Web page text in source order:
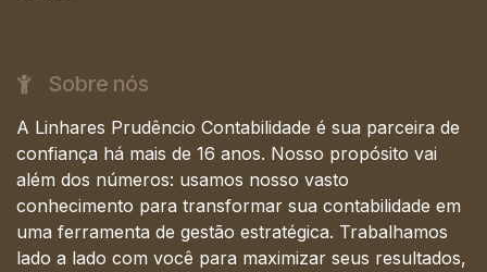
Sobre nós
A Linhares Prudêncio Contabilidade é sua parceira de
confiança há mais de 16 anos. Nosso propósito vai
além dos números: usamos nosso vasto
conhecimento para transformar sua contabilidade em
uma ferramenta de gestão estratégica. Trabalhamos
lado a lado com você para maximizar seus resultados,